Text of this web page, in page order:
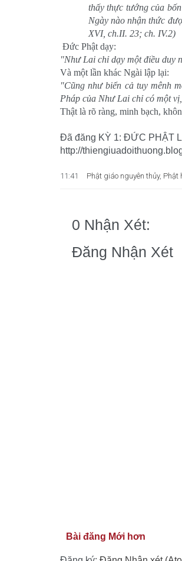
thấy thực tướng của
Ngày nào nhận thức
XVI, ch.II. 23; ch. IV.2)
Ðức Phật dạy:
"Như Lai chỉ dạy một điều duy
Và một lần khác Ngài lập lại:
"Cũng như biển cả tuy mênh
Pháp của Như Lai chỉ có một
Thật là rõ ràng, minh bạch,
Đã đăng KỲ 1: ĐỨC PHẬT
http://
11:41 Phật giáo nguyên thủy, Phật
0 Nhận Xét:
Đăng Nhận Xét
Bài đăng Mới hơn